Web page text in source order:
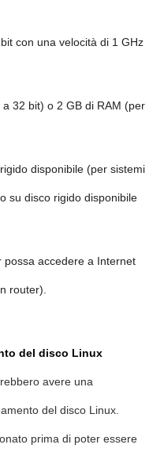
con una velocità di 1 GHz
32 bit) o 2 GB di RAM (per
disponibile (per sistemi
su disco rigido disponibile
possa accedere a Internet
router).
del disco Linux
avere una
del disco Linux.
prima di poter essere